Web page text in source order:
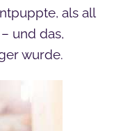
als all
und das,
wurde.